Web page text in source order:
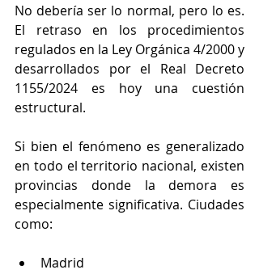
No debería ser lo normal, pero lo es.
El retraso en los procedimientos
regulados en la Ley Orgánica 4/2000 y
desarrollados por el Real Decreto
1155/2024 es hoy una cuestión
estructural.
Si bien el fenómeno es generalizado
en todo el territorio nacional, existen
provincias donde la demora es
especialmente significativa. Ciudades
como:
Madrid